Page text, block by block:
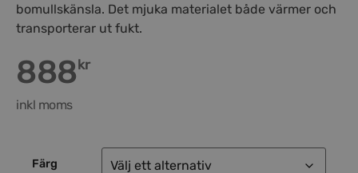
bomullskänsla. Det mjuka materialet både värmer och
transporterar ut fukt.
888kr
inkl moms
Färg